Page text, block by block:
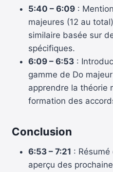
5:40 – 6:09 :
majeures (12 au
similaire basée sur
spécifiques.
6:09 – 6:53 :
gamme de Do
apprendre la théorie
formation des
Conclusion
6:53 – 7:21 :
aperçu des